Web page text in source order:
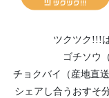
ツクツク!!!は
ゴチソウ
チョクバイ（産地直送
シェアし合う おすそ